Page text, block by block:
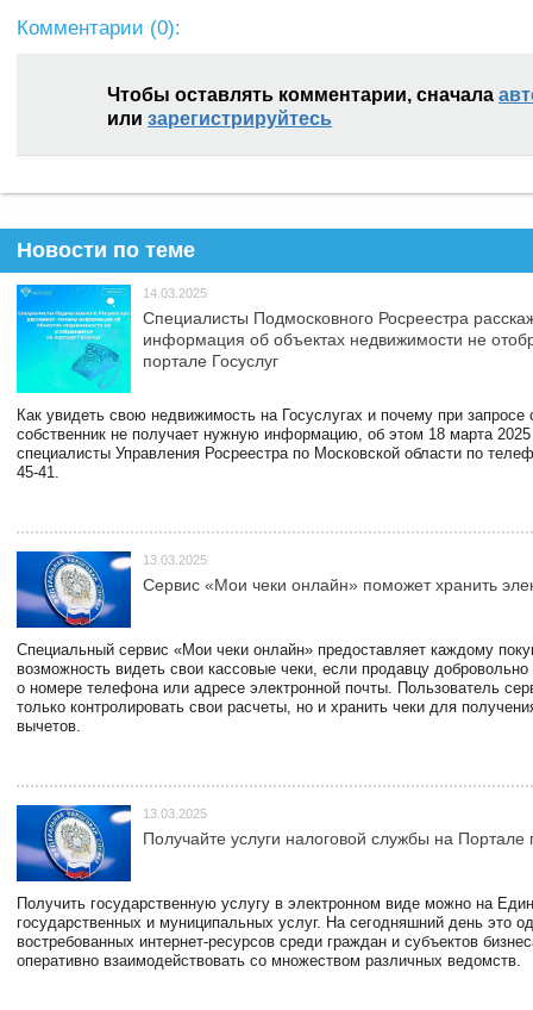
Комментарии (0):
Чтобы оставлять комментарии, сначала
или зарегистрируйтесь
Новости по теме
14.03.2025
Специалисты Подмосковного Росреестра
информация об объектах недвижимости не
портале Госуслуг
Как увидеть свою недвижимость на Госуслугах и почему при запросе
собственник не получает нужную информацию, об этом 18 марта 2025
специалисты Управления Росреестра по Московской области по
45-41.
13.03.2025
Сервис «Мои чеки онлайн» поможет хранить
Специальный сервис «Мои чеки онлайн» предоставляет каждому
возможность видеть свои кассовые чеки, если продавцу
о номере телефона или адресе электронной почты. Пользователь
только контролировать свои расчеты, но и хранить чеки для
вычетов.
13.03.2025
Получайте услуги налоговой службы на Портале
Получить государственную услугу в электронном виде можно на
государственных и муниципальных услуг. На сегодняшний день это
востребованных интернет-ресурсов среди граждан и субъектов
оперативно взаимодействовать со множеством различных ведомств.